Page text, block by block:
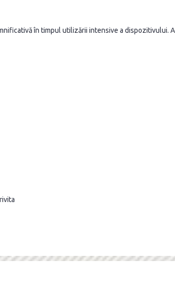
în timpul utilizării intensive a dispozitivului.